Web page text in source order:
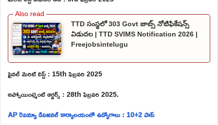
TTD సంస్థలో 303 Govt జాబ్స్ నోటిఫికేషన్స్
విడుదల | TTD SVIMS Notification 2026 |
Freejobsintelugu
ఫైనల్ మెరిట్ లిస్ట్ : 15th ఫిబ్రవరి 2025
అప్పోయింట్మెంట్ ఆర్డర్స్ : 28th ఫిబ్రవరి 2025.
AP రెవిన్యూ డివిజనల్ కార్యాలయంలో ఉద్యోగాలు : 10+2 పాస్